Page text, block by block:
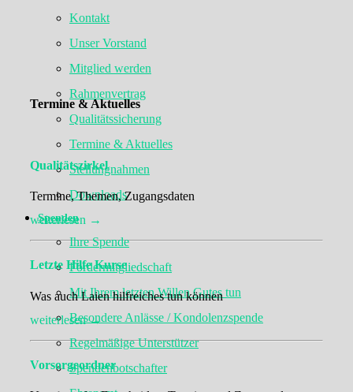
Kontakt
Unser Vorstand
Mitglied werden
Rahmenvertrag
Qualitätssicherung
Termine & Aktuelles
Stellungnahmen
Downloads
Spenden
Ihre Spende
Fördermitgliedschaft
Mit Ihrem letzten Willen Gutes tun
Besondere Anlässe / Kondolenzspende
Regelmäßige Unterstützer
Spendenbotschafter
Termine & Aktuelles
Qualitätszirkel
Termine, Themen, Zugangsdaten
weiterlesen →
Letzte Hilfe Kurse
Was auch Laien hilfreiches tun können
weiterlesen →
Vorsorgeordner